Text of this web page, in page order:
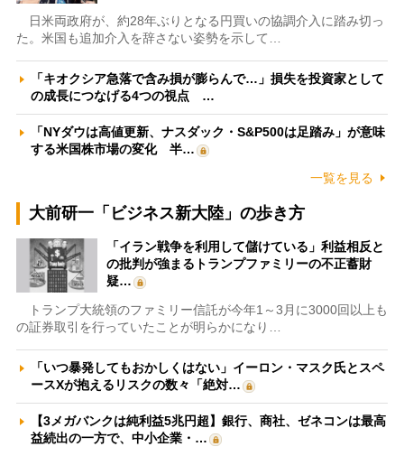
日米両政府が、約28年ぶりとなる円買いの協調介入に踏み切っ
た。米国も追加介入を辞さない姿勢を示して…
「キオクシア急落で含み損が膨らんで…」損失を投資家として
の成長につなげる4つの視点 …
「NYダウは高値更新、ナスダック・S&P500は足踏み」が意味
する米国株市場の変化 半…
一覧を見る
大前研一「ビジネス新大陸」の歩き方
「イラン戦争を利用して儲けている」利益相反と
の批判が強まるトランプファミリーの不正蓄財
疑…
トランプ大統領のファミリー信託が今年1～3月に3000回以上も
の証券取引を行っていたことが明らかになり…
「いつ暴発してもおかしくはない」イーロン・マスク氏とスペ
ースXが抱えるリスクの数々「絶対…
【3メガバンクは純利益5兆円超】銀行、商社、ゼネコンは最高
益続出の一方で、中小企業・…